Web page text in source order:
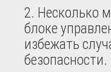
2. Несколько
блоке
избежать
безопасности.